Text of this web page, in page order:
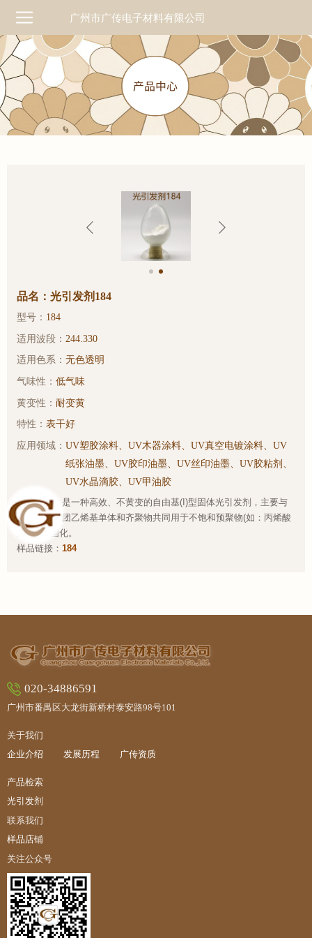
广州市广传电子材料有限公司
品名：光引发剂184
型号： 184
适用波段： 244.330
适用色系：无色透明
气味性：低气味
黄变性：耐变黄
特性：表干好
应用领域：UV塑胶涂料、UV木器涂料、UV真空电镀涂料、UV
纸张油墨、UV胶印油墨、UV丝印油墨、UV胶粘剂、
UV水晶滴胶、UV甲油胶
产品简介：是一种高效、不黄变的自由基(I)型固体光引发剂，主要与
单或多官能团乙烯基单体和齐聚物共同用于不饱和预聚物(如：丙烯酸
脂)的UV固化。
样品链接：184
关于我们
企业介绍 发展历程 广传资质
产品检索
光引发剂
联系我们
样品店铺
关注公众号
020-34886591
广州市番禺区大龙街新桥村泰安路98号101